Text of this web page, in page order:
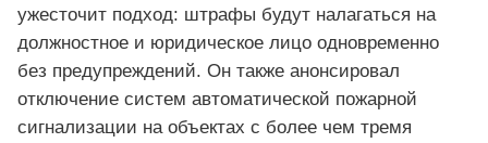
ужесточит подход: штрафы будут налагаться на
должностное и юридическое лицо одновременно
без предупреждений. Он также анонсировал
отключение систем автоматической пожарной
сигнализации на объектах с более чем тремя